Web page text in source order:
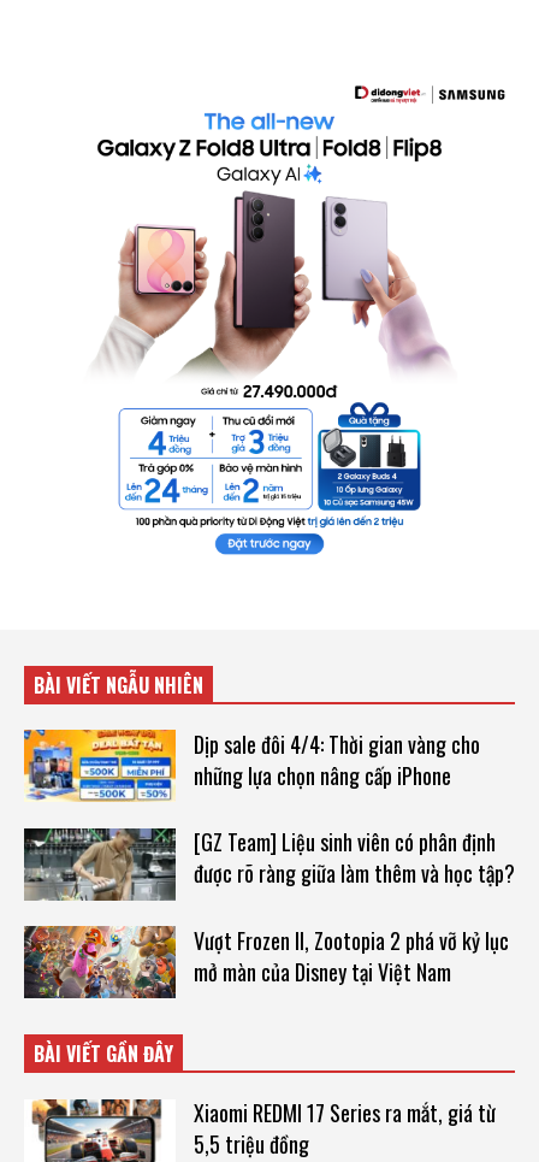
BÀI VIẾT NGẪU NHIÊN
Dịp sale đôi 4/4: Thời gian vàng cho
những lựa chọn nâng cấp iPhone
[GZ Team] Liệu sinh viên có phân định
được rõ ràng giữa làm thêm và học tập?
Vượt Frozen II, Zootopia 2 phá vỡ kỷ lục
mở màn của Disney tại Việt Nam
BÀI VIẾT GẦN ĐÂY
Xiaomi REDMI 17 Series ra mắt, giá từ
5,5 triệu đồng